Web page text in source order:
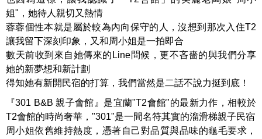
姐"，她待人親切又熱情
蓉蓉個性本就是屬於較為內向保守的人，沒想到那次入住T2
讓我留下深刻印象，又和周小姐是一拍即合
數天前收到來自她傳來的Line問候，更不吝嗇的與我們分享
她的新夢想和新計劃
得知她有新開民宿的打算，我們當然是二話不說力挺到底！
『301 B&B 親子會館』是宜蘭"T2會館"的最新力作，相較於
T2會館的時尚奢華，"301"是一間名符其實的溜滑梯親子民宿
周小姐依舊維持熱度，憑著自己對品質與品味的龜毛要求，